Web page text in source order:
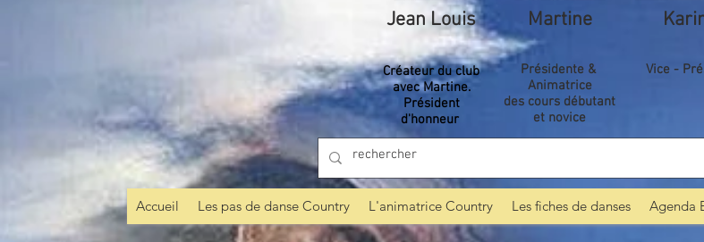
Jean Louis
Créateur du club
avec Martine.
Président
d'honneur
Martine
Présidente &
Animatrice
des cours débutant
et novice
Vice -
Accueil Les pas de danse Country L'animatrice Country Les fiches de danses Agenda